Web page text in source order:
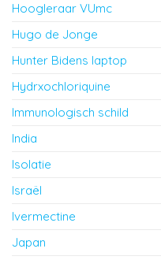
Hoogleraar VUmc
Hugo de Jonge
Hunter Bidens laptop
Hydrxochloriquine
Immunologisch schild
India
Isolatie
Israël
Ivermectine
Japan